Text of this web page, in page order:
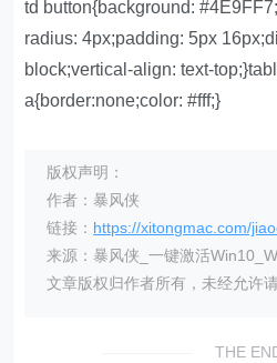
td button{background:
radius: 4px;padding: 5px
block;vertical-align: text-
a{border:none;color: #fff;}
版权声明：
作者：暴风侠
链接： https://xitongmac.com/
来源：暴风侠_一键激活
文章版权归作者所有，未经允许请
THE